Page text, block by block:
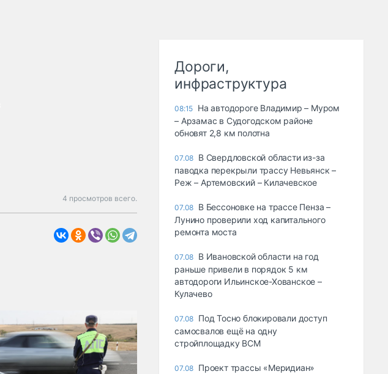
4 просмотров всего.
Дороги,
инфраструктура
08:15 На автодороге Владимир – Муром
– Арзамас в Судогодском районе
обновят 2,8 км полотна
07.08 В Свердловской области из-за
паводка перекрыли трассу Невьянск –
Реж – Артемовский – Килачевское
07.08 В Бессоновке на трассе Пенза –
Лунино проверили ход капитального
ремонта моста
07.08 В Ивановской области на год
раньше привели в порядок 5 км
автодороги Ильинское-Хованское –
Кулачево
07.08 Под Тосно блокировали доступ
самосвалов ещё на одну
стройплощадку ВСМ
07.08 Проект трассы «Меридиан»